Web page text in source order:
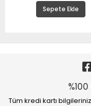
Sepete Ekle
Tüm kredi kartı